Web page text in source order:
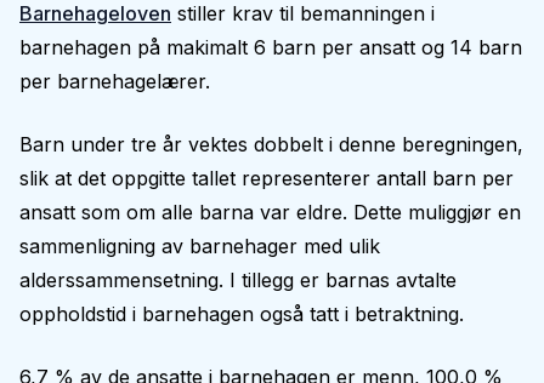
Barnehageloven stiller krav til bemanningen i
barnehagen på makimalt 6 barn per ansatt og 14 barn
per barnehagelærer.
Barn under tre år vektes dobbelt i denne beregningen,
slik at det oppgitte tallet representerer antall barn per
ansatt som om alle barna var eldre. Dette muliggjør en
sammenligning av barnehager med ulik
alderssammensetning. I tillegg er barnas avtalte
oppholdstid i barnehagen også tatt i betraktning.
6,7 % av de ansatte i barnehagen er menn, 100,0 %